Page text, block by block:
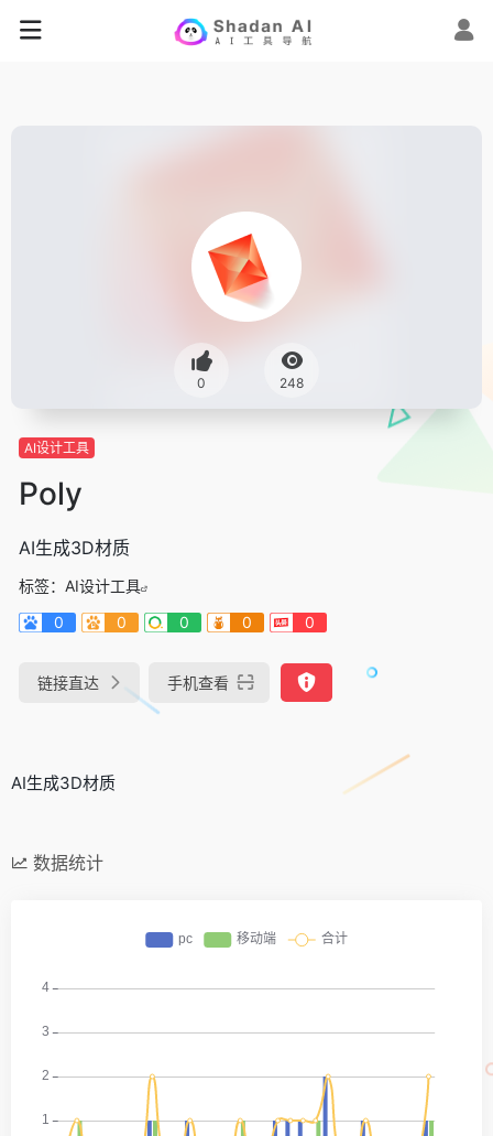
0 248
AI设计工具
Poly
AI生成3D材质
标签： AI设计工具
0
0 0 0 0
链接直达 手机查看
AI生成3D材质
数据统计